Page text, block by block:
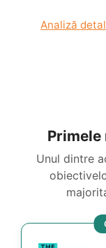
Analiză
Primele
Unul dintre